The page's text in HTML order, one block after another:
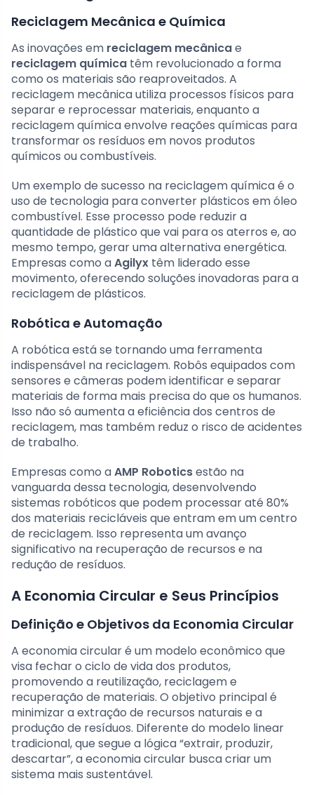
Reciclagem Mecânica e Química
As inovações em reciclagem mecânicae
reciclagem química têm revolucionado a forma
como os materiais são reaproveitados. A
reciclagem mecânica utiliza processos físicos para
separar e reprocessar materiais, enquanto a
reciclagem química envolve reações químicas para
transformar os resíduos em novos produtos
químicos ou combustíveis.
Um exemplo de sucesso na reciclagem química é o
uso de tecnologia para converter plásticos em óleo
combustível. Esse processo pode reduzir a
quantidade de plástico que vai para os aterros e, ao
mesmo tempo, gerar uma alternativa energética.
Empresas como aAgilyx têm liderado esse
movimento, oferecendo soluções inovadoras para a
reciclagem de plásticos.
Robótica e Automação
A robótica está se tornando uma ferramenta
indispensável na reciclagem. Robôs equipados com
sensores e câmeras podem identificar e separar
materiais de forma mais precisa do que os humanos.
Isso não só aumenta a eficiência dos centros de
reciclagem, mas também reduz o risco de acidentes
de trabalho.
Empresas como aAMP Roboticsestão na
vanguarda dessa tecnologia, desenvolvendo
sistemas robóticos que podem processar até 80%
dos materiais recicláveis que entram em um centro
de reciclagem. Isso representa um avanço
significativo na recuperação de recursos e na
redução de resíduos.
A Economia Circular e Seus Princípios
Definição e Objetivos da Economia Circular
A economia circular é um modelo econômico que
visa fechar o ciclo de vida dos produtos,
promovendo a reutilização, reciclagem e
recuperação de materiais. O objetivo principal é
minimizar a extração de recursos naturais e a
produção de resíduos. Diferente do modelo linear
tradicional, que segue a lógica “extrair, produzir,
descartar”, a economia circular busca criar um
sistema mais sustentável.